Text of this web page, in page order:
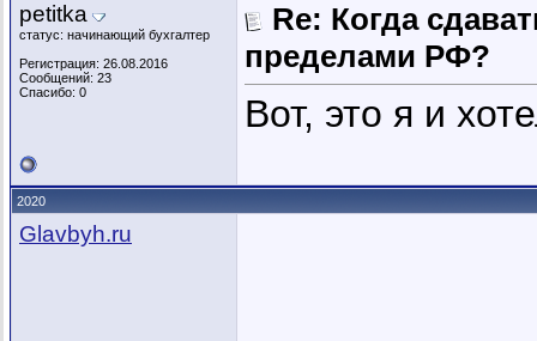
petitka
статус: начинающий бухгалтер
Регистрация: 26.08.2016
Сообщений: 23
Спасибо: 0
Re: Когда
пределами РФ?
Вот, это я и
2020
Glavbyh.ru